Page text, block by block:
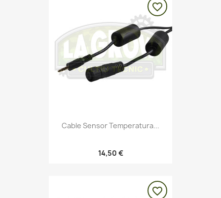
Cable Sensor Temperatura...
14,50 €
favorite_border
favorite_border